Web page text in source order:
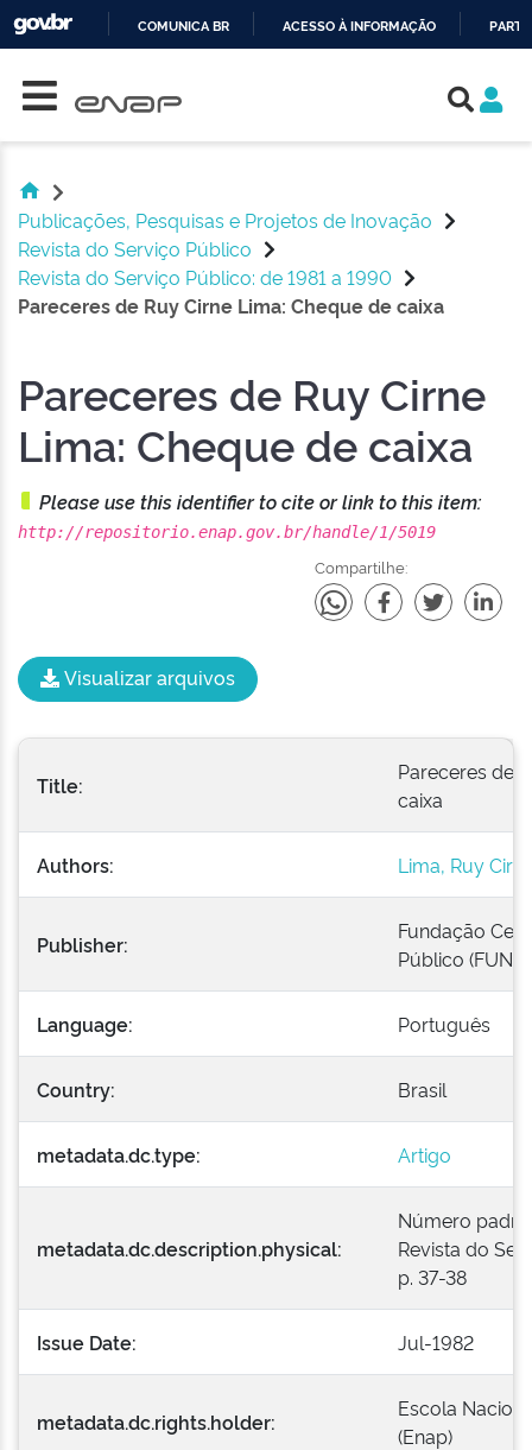
COMUNICA BR ACESSO À INFORMAÇÃO
Publicações, Pesquisas e Projetos de Inovação
Revista do Serviço Público
Revista do Serviço Público: de 1981 a 1990
Pareceres de Ruy Cirne Lima: Cheque de caixa
Pareceres de Ruy Cirne
Lima: Cheque de caixa
Please use this identifier to cite or link to this item:
http://repositorio.enap.gov.br/handle/1/5019
Compartilhe:
Visualizar arquivos
Title:
Pareceres de
caixa
Authors: Lima, Ruy
Publisher:
Fundação
Público
Language: Português
Country: Brasil
metadata.dc.type: Artigo
metadata.dc.description.physical:
Número
Revista do
p. 37-38
Issue Date: Jul-1982
metadata.dc.rights.holder:
Escola
(Enap)